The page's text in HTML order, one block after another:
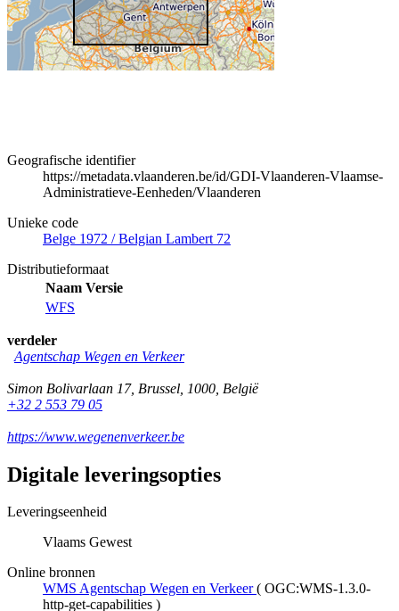
Geografische identifier
https://metadata.vlaanderen.be/id/GDI-Vlaanderen-Vlaamse-
Administratieve-Eenheden/Vlaanderen
Unieke code
Belge 1972 / Belgian Lambert 72
Distributieformaat
Naam Versie
WFS
verdeler
Agentschap Wegen en Verkeer
Simon Bolivarlaan 17, Brussel 1000 België
+32 2 553 79 05
https://www.wegenenverkeer.be
Digitale leveringsopties
Leveringseenheid
Vlaams Gewest
Online bronnen
WMS Agentschap Wegen en Verkeer ( OGC:WMS-1.3.0-
http-get-capabilities )